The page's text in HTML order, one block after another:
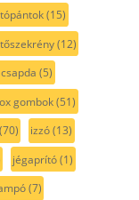
(15)
(12)
(5)
gombok(51)
izzó(13)
jégaprító(1)
(7)